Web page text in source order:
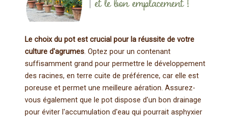
Le choix du pot est crucial pour la réussite de votre
culture d'agrumes. Optez pour un contenant
suffisamment grand pour permettre le développement
des racines, en terre cuite de préférence, car elle est
poreuse et permet une meilleure aération. Assurez-
vous également que le pot dispose d'un bon drainage
pour éviter l'accumulation d'eau qui pourrait asphyxier